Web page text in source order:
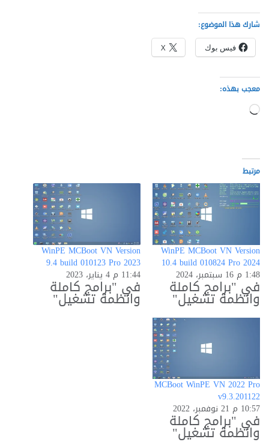
شارك هذا الموضوع:
فيس بوك X
معجب بهذه:
جاري
مرتبط
WinPE MCBoot VN Version
10.4 build 010824 Pro 2024
1:48 م 16 سبتمبر، 2024
في "برامج كاملة
وانظمة تشغيل"
WinPE MCBoot VN Version
9.4 build 010123 Pro 2023
11:44 م 4 يناير، 2023
في "برامج كاملة
وانظمة تشغيل"
MCBoot WinPE VN 2022 Pro
v9.3.201122
10:57 م 21 نوفمبر، 2022
في "برامج كاملة
وانظمة تشغيل"